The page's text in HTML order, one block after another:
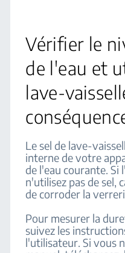
Vérifier le
de l'eau et
lave-
Le sel de lave-
interne de votre
de l'eau courante. Si
n'utilisez pas de sel,
de corroder la
Pour mesurer la
suivez les
l'utilisateur. Si vous